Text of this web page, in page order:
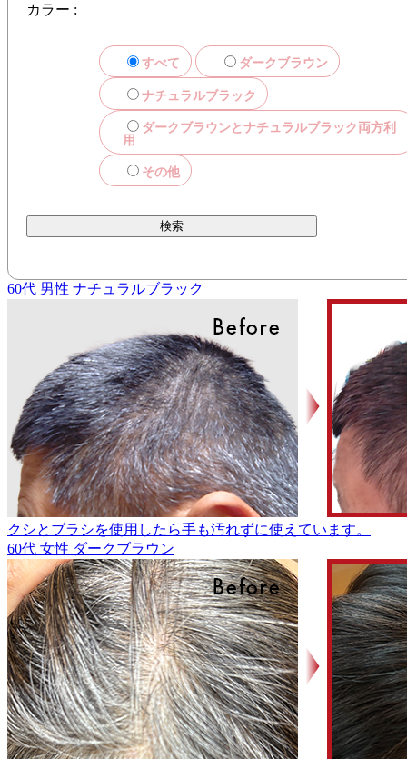
カラー :
すべて ダークブラウン
ナチュラルブラック
ダークブラウンとナチュラルブラック両方利
用
その他
60代 男性 ナチュラルブラック
クシとブラシを使用したら手も汚れずに使えています。
60代 女性 ダークブラウン